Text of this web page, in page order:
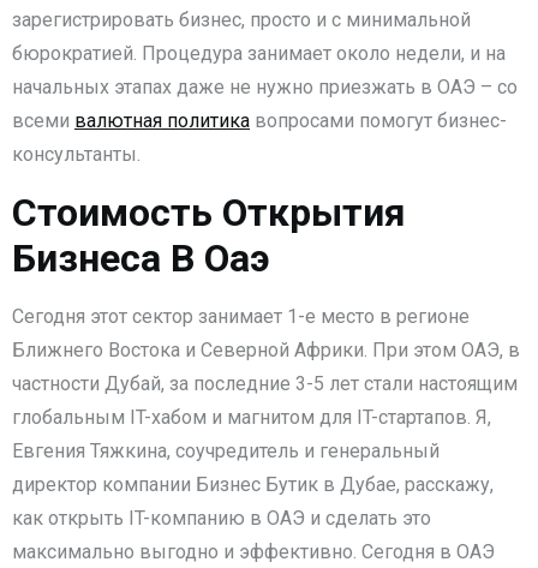
зарегистрировать бизнес, просто и с минимальной
бюрократией. Процедура занимает около недели, и на
начальных этапах даже не нужно приезжать в ОАЭ – со
всеми валютная политика вопросами помогут бизнес-
консультанты.
Стоимость Открытия
Бизнеса В Оаэ
Сегодня этот сектор занимает 1-е место в регионе
Ближнего Востока и Северной Африки. При этом ОАЭ, в
частности Дубай, за последние 3-5 лет стали настоящим
глобальным IT-хабом и магнитом для IT-стартапов. Я,
Евгения Тяжкина, соучредитель и генеральный
директор компании Бизнес Бутик в Дубае, расскажу,
как открыть IT-компанию в ОАЭ и сделать это
максимально выгодно и эффективно. Сегодня в ОАЭ